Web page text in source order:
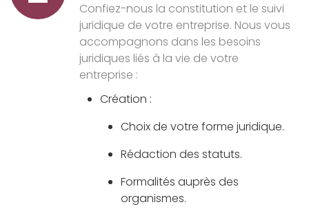
Confiez-nous la constitution et le suivi
juridique de votre entreprise. Nous vous
accompagnons dans les besoins
juridiques liés à la vie de votre
entreprise :
Création :
Choix de votre forme juridique.
Rédaction des statuts.
Formalités auprès des
organismes.